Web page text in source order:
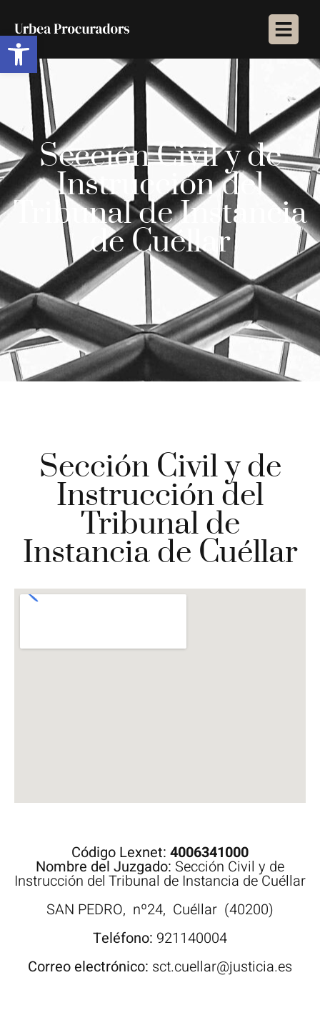
Abrir barra de herramientas
Sección Civil y de
Instrucción del
Tribunal de Instancia
de Cuéllar
Sección Civil y de
Instrucción del
Tribunal de
Instancia de Cuéllar
Código Lexnet: 4006341000
Nombre del Juzgado: Sección Civil y de
Instrucción del Tribunal de Instancia de Cuéllar
SAN PEDRO, nº24, Cuéllar (40200)
Teléfono: 921140004
Correo electrónico: sct.cuellar@justicia.es